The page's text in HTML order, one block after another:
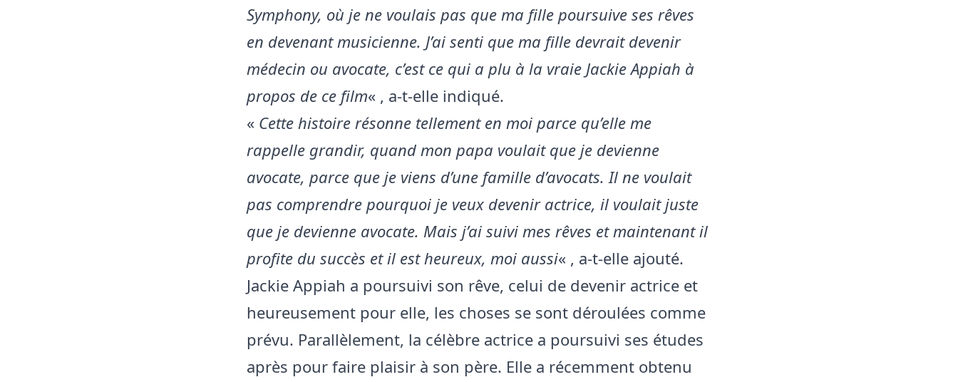
Symphony, où je ne voulais pas que ma fille poursuive ses rêves
en devenant musicienne. J’ai senti que ma fille devrait devenir
médecin ou avocate, c’est ce qui a plu à la vraie Jackie Appiah à
propos de ce film« , a-t-elle indiqué.
« Cette histoire résonne tellement en moi parce qu’elle me
rappelle grandir, quand mon papa voulait que je devienne
avocate, parce que je viens d’une famille d’avocats. Il ne voulait
pas comprendre pourquoi je veux devenir actrice, il voulait juste
que je devienne avocate. Mais j’ai suivi mes rêves et maintenant il
profite du succès et il est heureux, moi aussi« , a-t-elle ajouté.
Jackie Appiah a poursuivi son rêve, celui de devenir actrice et
heureusement pour elle, les choses se sont déroulées comme
prévu. Parallèlement, la célèbre actrice a poursuivi ses études
après pour faire plaisir à son père. Elle a récemment obtenu